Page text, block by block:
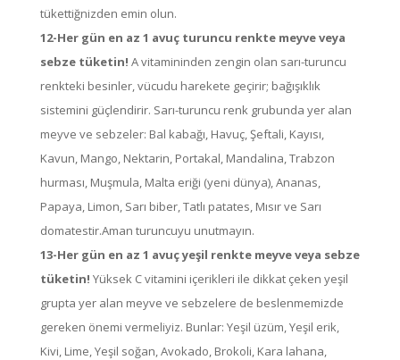
tükettiğnizden emin olun.
12-Her gün en az 1 avuç turuncu renkte meyve veya
sebze tüketin! A vitamininden zengin olan sarı-turuncu
renkteki besinler, vücudu harekete geçirir; bağışıklık
sistemini güçlendirir. Sarı-turuncu renk grubunda yer alan
meyve ve sebzeler: Bal kabağı, Havuç, Şeftali, Kayısı,
Kavun, Mango, Nektarin, Portakal, Mandalina, Trabzon
hurması, Muşmula, Malta eriği (yeni dünya), Ananas,
Papaya, Limon, Sarı biber, Tatlı patates, Mısır ve Sarı
domatestir.Aman turuncuyu unutmayın.
13-Her gün en az 1 avuç yeşil renkte meyve veya sebze
tüketin! Yüksek C vitamini içerikleri ile dikkat çeken yeşil
grupta yer alan meyve ve sebzelere de beslenmemizde
gereken önemi vermeliyiz. Bunlar: Yeşil üzüm, Yeşil erik,
Kivi, Lime, Yeşil soğan, Avokado, Brokoli, Kara lahana,